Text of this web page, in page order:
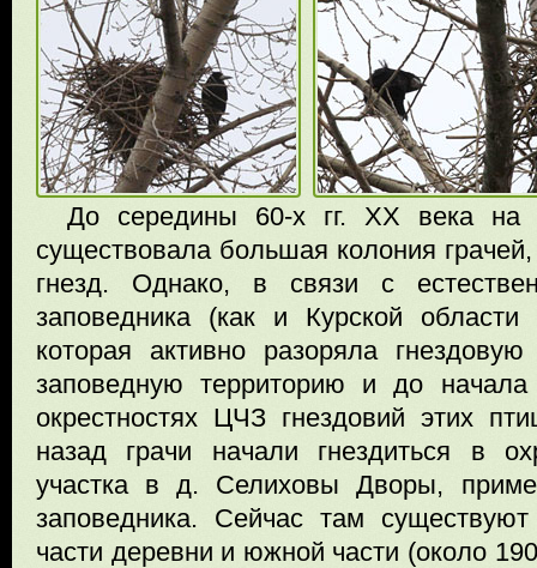
До середины 60-х гг. ХХ века на
существовала большая колония
гнезд. Однако, в связи с
заповедника (как и Курской
которая активно разоряла
заповедную территорию и до
окрестностях ЦЧЗ гнездовий этих
назад грачи начали гнездиться в
участка в д. Селиховы Дворы,
заповедника. Сейчас там
части деревни и южной части (около 190